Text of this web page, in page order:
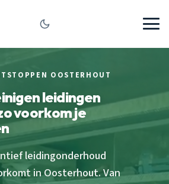
OOSTERHOUT
leidingen
voorkom je
leidingonderhoud
in Oosterhout. Van